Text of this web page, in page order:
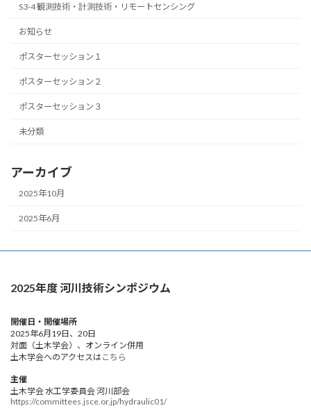
S3-4 観測技術・計測技術・リモートセンシング
お知らせ
ポスターセッション１
ポスターセッション２
ポスターセッション３
未分類
アーカイブ
2025年10月
2025年6月
2025年度 河川技術シンポジウム
開催日・開催場所
2025年6月19日、20日
対面（土木学会）、オンライン併用
土木学会へのアクセスはこちら
主催
土木学会 水工学委員会 河川部会
https://committees.jsce.or.jp/hydraulic01/